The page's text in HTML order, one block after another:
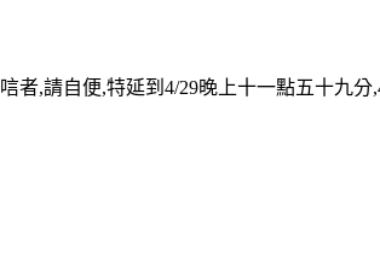
,請自便,特延到4/29晚上十一點五十九